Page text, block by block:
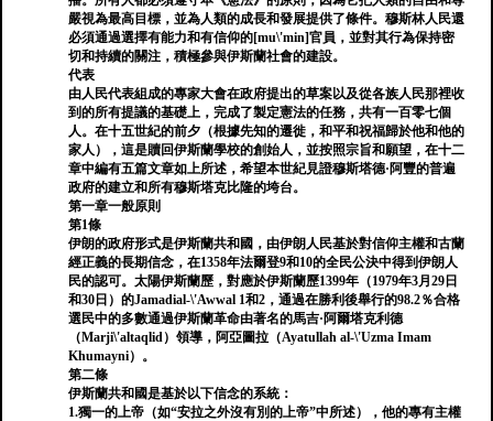
嚴視為最高目標，並為人類的成長和發展提供了條件。穆斯林人民還
必須通過選擇有能力和有信仰的[mu\'min]官員，並對其行為保持密
切和持續的關注，積極參與伊斯蘭社會的建設。
代表
由人民代表組成的專家大會在政府提出的草案以及從各族人民那裡收
到的所有提議的基礎上，完成了製定憲法的任務，共有一百零七個
人。在十五世紀的前夕（根據先知的遷徙，和平和祝福歸於他和他的
家人），這是贖回伊斯蘭學校的創始人，並按照宗旨和願望，在十二
章中編有五篇文章如上所述，希望本世紀見證穆斯塔德·阿豐的普遍
政府的建立和所有穆斯塔克比隆的垮台。
第一章一般原則
第1條
伊朗的政府形式是伊斯蘭共和國，由伊朗人民基於對信仰主權和古蘭
經正義的長期信念，在1358年法爾登9和10的全民公決中得到伊朗人
民的認可。太陽伊斯蘭歷，對應於伊斯蘭歷1399年（1979年3月29日
和30日）的Jamadial-\'Awwal 1和2，通過在勝利後舉行的98.2％合格
選民中的多數通過伊斯蘭革命由著名的馬吉·阿爾塔克利德
（Marji\'altaqlid）領導，阿亞圖拉（Ayatullah al-\'Uzma Imam
Khumayni）。
第二條
伊斯蘭共和國是基於以下信念的系統：
1.獨一的上帝（如“安拉之外沒有別的上帝”中所述），他的專有主權